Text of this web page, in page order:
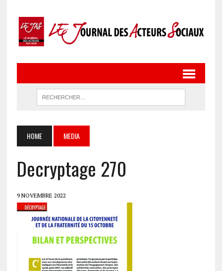
HOME MEDIA
Decryptage 270
9 NOVEMBRE 2022